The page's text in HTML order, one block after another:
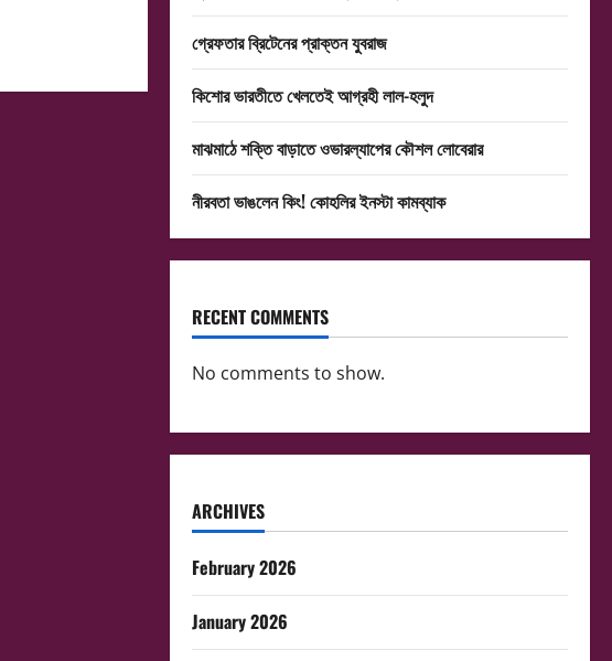
গ্রেফতার ব্রিটেনের প্রাক্তন যুবরাজ
কিশোর ভারতীতে খেলতেই আগ্রহী লাল-হলুদ
মাঝমাঠে শক্তি বাড়াতে ওভারল্যাপের কৌশল লোবেরার
নীরবতা ভাঙলেন কিং! কোহলির ইনস্টা কামব্যাক
RECENT COMMENTS
No comments to show.
ARCHIVES
February 2026
January 2026